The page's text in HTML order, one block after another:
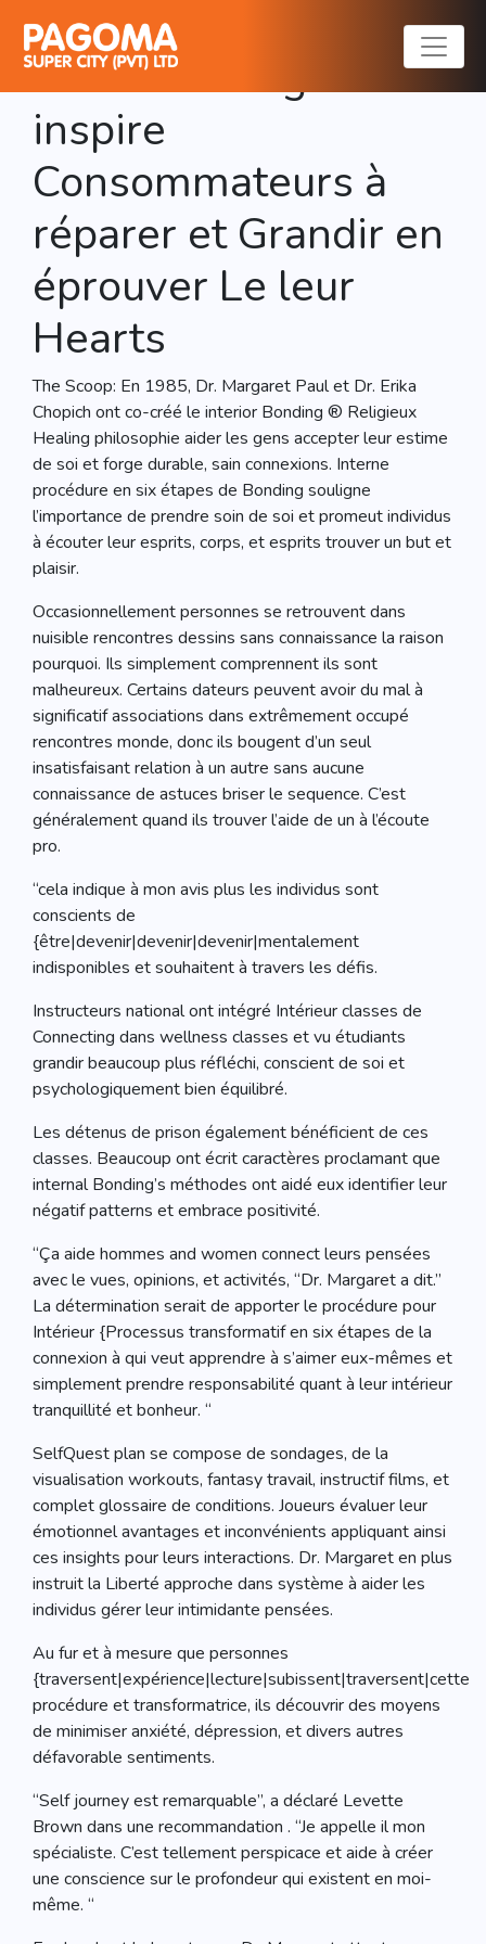
Dr. Margaret Paul de
Inner Bonding ®
inspire
Consommateurs à
réparer et Grandir en
éprouver Le leur
Hearts
The Scoop: En 1985, Dr. Margaret Paul et Dr. Erika
Chopich ont co-créé le interior Bonding ® Religieux
Healing philosophie aider les gens accepter leur estime
de soi et forge durable, sain connexions. Interne
procédure en six étapes de Bonding souligne
l’importance de prendre soin de soi et promeut individus
à écouter leur esprits, corps, et esprits trouver un but et
plaisir.
Occasionnellement personnes se retrouvent dans
nuisible rencontres dessins sans connaissance la raison
pourquoi. Ils simplement comprennent ils sont
malheureux. Certains dateurs peuvent avoir du mal à
significatif associations dans extrêmement occupé
rencontres monde, donc ils bougent d’un seul
insatisfaisant relation à un autre sans aucune
connaissance de astuces briser le sequence. C’est
généralement quand ils trouver l’aide de un à l’écoute
pro.
“cela indique à mon avis plus les individus sont
conscients de
{être|devenir|devenir|devenir|mentalement
indisponibles et souhaitent à travers les défis.
Instructeurs national ont intégré Intérieur classes de
Connecting dans wellness classes et vu étudiants
grandir beaucoup plus réfléchi, conscient de soi et
psychologiquement bien équilibré.
Les détenus de prison également bénéficient de ces
classes. Beaucoup ont écrit caractères proclamant que
internal Bonding’s méthodes ont aidé eux identifier leur
négatif patterns et embrace positivité.
“Ça aide hommes and women connect leurs pensées
avec le vues, opinions, et activités, “Dr. Margaret a dit.”
La détermination serait de apporter le procédure pour
Intérieur {Processus transformatif en six étapes de la
connexion à qui veut apprendre à s’aimer eux-mêmes et
simplement prendre responsabilité quant à leur intérieur
tranquillité et bonheur. “
SelfQuest plan se compose de sondages, de la
visualisation workouts, fantasy travail, instructif films, et
complet glossaire de conditions. Joueurs évaluer leur
émotionnel avantages et inconvénients appliquant ainsi
ces insights pour leurs interactions. Dr. Margaret en plus
instruit la Liberté approche dans système à aider les
individus gérer leur intimidante pensées.
Au fur et à mesure que personnes
{traversent|expérience|lecture|subissent|traversent|cette
procédure et transformatrice, ils découvrir des moyens
de minimiser anxiété, dépression, et divers autres
défavorable sentiments.
“Self journey est remarquable”, a déclaré Levette
Brown dans une recommandation . “Je appelle il mon
spécialiste. C’est tellement perspicace et aide à créer
une conscience sur le profondeur qui existent en moi-
même. “